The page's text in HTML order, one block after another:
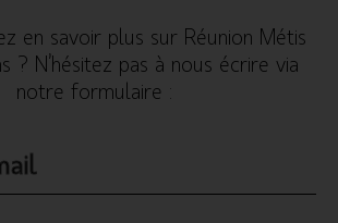
en savoir plus sur Réunion Métis
? N’hésitez pas à nous écrire via
notre formulaire :